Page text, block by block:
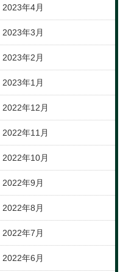
2023年4月
2023年3月
2023年2月
2023年1月
2022年12月
2022年11月
2022年10月
2022年9月
2022年8月
2022年7月
2022年6月